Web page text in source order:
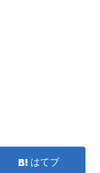
はてブ